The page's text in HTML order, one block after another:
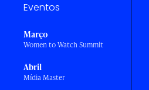
Eventos
Março
Women to Watch Summit
Abril
Mídia Master